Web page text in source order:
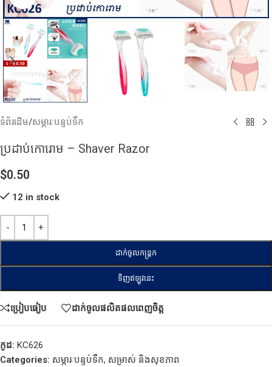
ទំព័រដើម/សម្ភារៈបន្ទប់ទឹក
ប្រដាប់កោរោម – Shaver Razor
$0.50
12 in stock
ដាក់ចូលកន្ត្រក
ទិញឥឡូវនេះ
ប្រៀបធៀប ដាក់ចូលផលិតផលពេញចិត្ត
កូដ: KC626
Categories: សម្ភារៈបន្ទប់ទឹក, សម្រាស់ និងសុខភាព